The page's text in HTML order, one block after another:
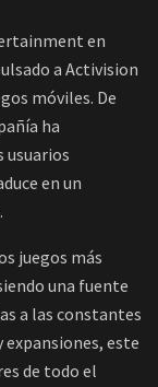
en
a Activision
móviles. De
ha
usuarios
en un
juegos más
una fuente
a las constantes
este
de todo el